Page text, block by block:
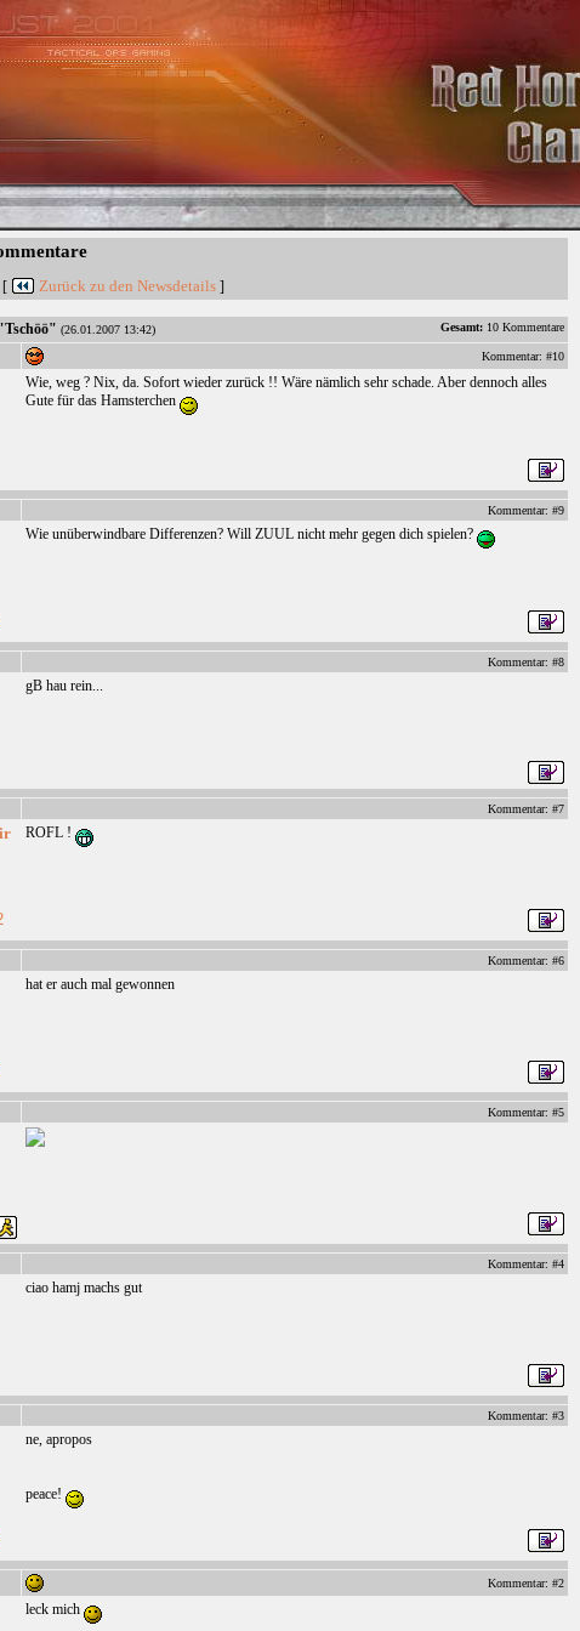
Zurück zu den Newsdetails]
(26.01.2007 13:42) Gesamt:10 Kommentare
Kommentar: #10
Wie, weg ? Nix, da. Sofort wieder zurück !! Wäre nämlich sehr schade. Aber dennoch alles
Gute für das Hamsterchen
Kommentar: #9
Wie unüberwindbare Differenzen? Will ZUUL nicht mehr gegen dich spielen?
Kommentar: #8
gB hau rein...
Kommentar: #7
ROFL !
Kommentar: #6
hat er auch mal gewonnen
Kommentar: #5
Kommentar: #4
ciao hamj machs gut
Kommentar: #3
ne, apropos
peace!
Kommentar: #2
leck mich